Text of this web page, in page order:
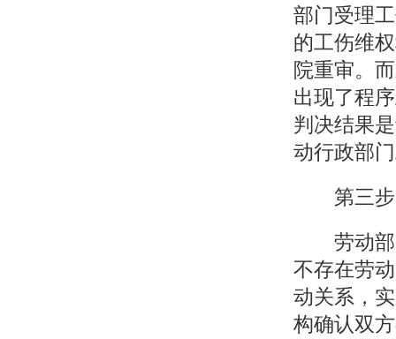
部门受理
的工伤维
院重审。
出现了程
判决结果
动行政部
第三步
劳动部
不存在劳
动关系，
构确认双